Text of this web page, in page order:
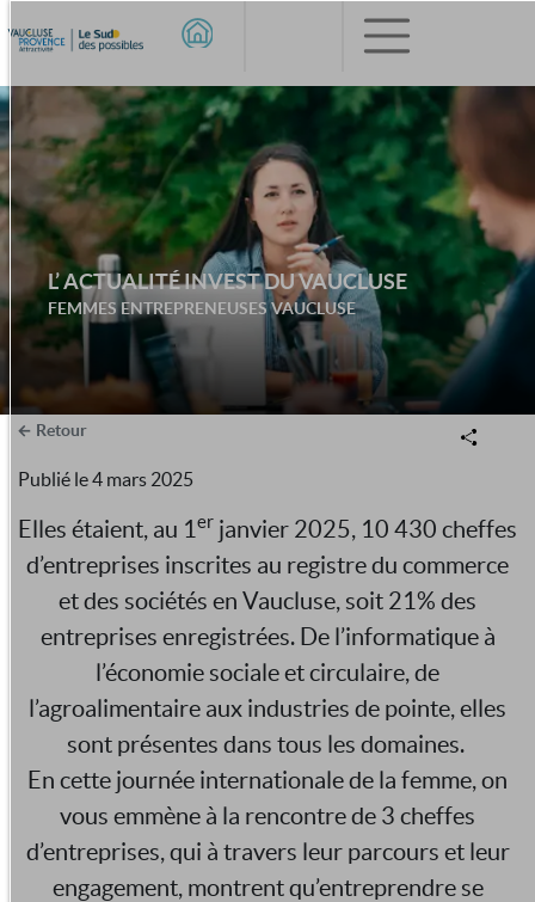
L’ ACTUALITÉ INVEST DU VAUCLUSE
FEMMES ENTREPRENEUSES VAUCLUSE
Retour
Publié le4 mars 2025
Elles étaient, au 1 er janvier 2025, 10 430 cheffes
d’entreprises inscrites au registre du commerce
et des sociétés en Vaucluse, soit 21% des
entreprises enregistrées. De l’informatique à
l’économie sociale et circulaire, de
l’agroalimentaire aux industries de pointe, elles
sont présentes dans tous les domaines.
En cette journée internationale de la femme, on
vous emmène à la rencontre de 3 cheffes
d’entreprises, qui à travers leur parcours et leur
engagement, montrent qu’entreprendre se